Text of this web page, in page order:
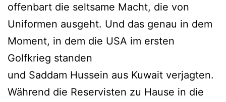
offenbart die seltsame Macht, die von
Uniformen ausgeht. Und das genau in dem
Moment, in dem die USA im ersten
Golfkrieg standen
und Saddam Hussein aus Kuwait verjagten.
Während die Reservisten zu Hause in die